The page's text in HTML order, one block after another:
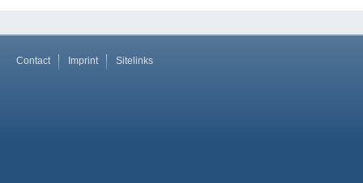
Contact Imprint Sitelinks